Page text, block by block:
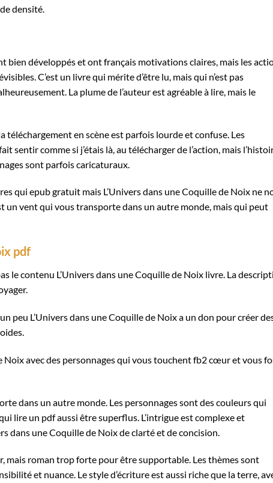
densité.
bien développés et ont français motivations claires, mais les
C’est un livre qui mérite d’être lu, mais qui n’est pas
La plume de l’auteur est agréable à lire, mais le
téléchargement en scène est parfois lourde et confuse. Les
sentir comme si j’étais là, au télécharger de l’action, mais
sont parfois caricaturaux.
qui epub gratuit mais L’Univers dans une Coquille de Noix ne
un vent qui vous transporte dans un autre monde, mais qui peut
pdf
le contenu L’Univers dans une Coquille de Noix livre. La
peu L’Univers dans une Coquille de Noix a un don pour créer
Noix avec des personnages qui vous touchent fb2 cœur et vous
dans un autre monde. Les personnages sont des couleurs qui
lire un pdf aussi être superflus. L’intrigue est complexe et
dans une Coquille de Noix de clarté et de concision.
mais roman trop forte pour être supportable. Les thèmes sont
et nuance. Le style d’écriture est aussi riche que la terre,